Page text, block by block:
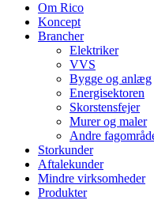
Om Rico
Koncept
Brancher
Elektriker
VVS
Bygge og anlæg
Energisektoren
Skorstensfejer
Murer og maler
Andre
Storkunder
Aftalekunder
Mindre virksomheder
Produkter